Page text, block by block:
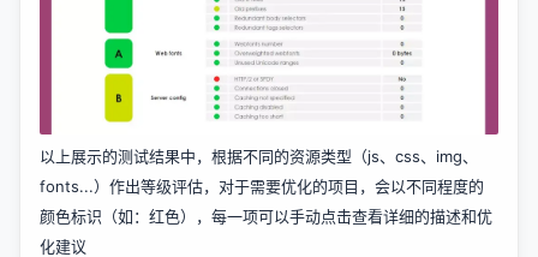
以上展示的测试结果中，根据不同的资源类型（js、css、img、
fonts...）作出等级评估，对于需要优化的项目，会以不同程度的
颜色标识（如：红色），每一项可以手动点击查看详细的描述和优
化建议